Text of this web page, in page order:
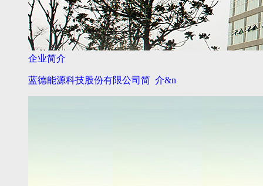
企业简介
蓝德能源科技股份有限公司简 介&n